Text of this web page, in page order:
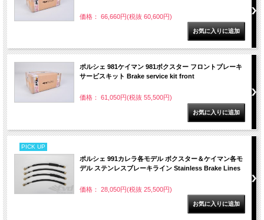
価格： 66,660円(税抜 60,600円)
ポルシェ 981ケイマン 981ボクスター フロントブレーキ
サービスキット Brake service kit front
価格： 61,050円(税抜 55,500円)
PICK UP
ポルシェ 991カレラ各モデル ボクスター＆ケイマン各モ
デル ステンレスブレーキライン Stainless Brake Lines
価格： 28,050円(税抜 25,500円)